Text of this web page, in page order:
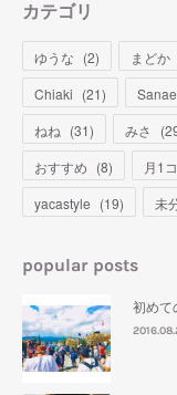
カテゴリ
ゆうな (2) まどか
Chiaki (21) Sanae
ねね (31) みさ (
おすすめ (8) 月1
yacastyle (19) 未
popular posts
初めて